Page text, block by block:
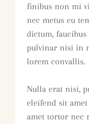
finibus non mi
nec metus eu
dictum,
pulvinar nisi in
lorem convallis.
Nulla erat nisi,
eleifend sit
amet tortor nec